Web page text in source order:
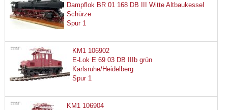
Dampflok BR 01 168 DB III Witte Altbaukessel
Schürze
Spur 1
KM1 106902
E-Lok E 69 03 DB IIIb grün
Karlsruhe/Heidelberg
Spur 1
KM1 106904